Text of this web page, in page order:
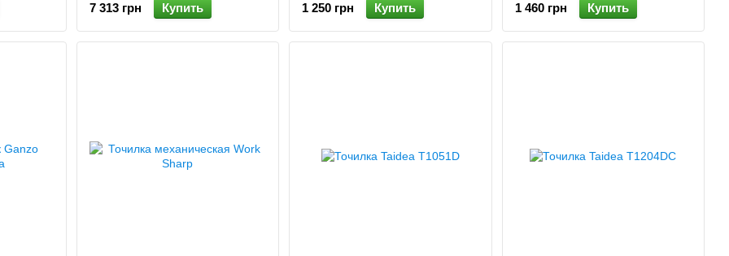
7 313 грн Купить 1 250 грн Купить 1 460 грн Купить